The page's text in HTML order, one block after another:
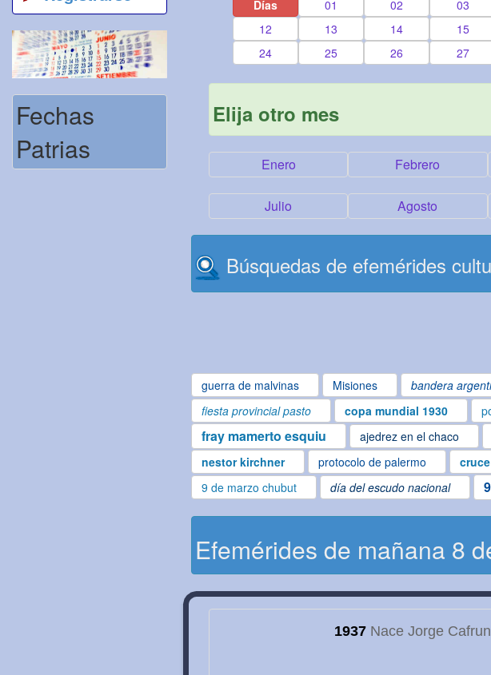
Fechas
Patrias
Días 01 02 03
12
13 14 15
24
25 26 27
Elija otro mes
Enero Febrero
Julio Agosto
Búsquedas de efemérides
guerra de malvinas Misiones bandera
fiesta provincial pasto
copa mundial 1930
fray mamerto esquiu ajedrez en el chaco
nestor kirchner
protocolo de palermo
9 de marzo chubut día del escudo nacional
Efemérides de mañana 8
1937Nace Jorge